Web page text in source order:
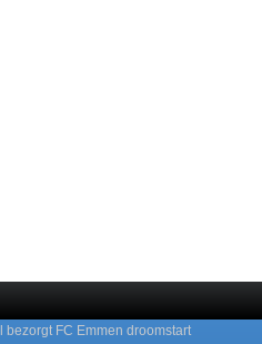
bezorgt FC Emmen droomstart